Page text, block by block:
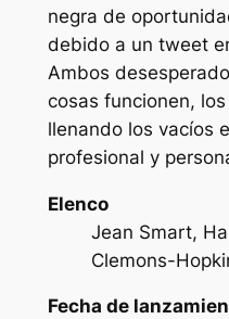
negra de
debido a un tweet
Ambos
cosas funcionen,
llenando los vacíos
profesional y
Elenco
Jean Smart,
Clemons-
Fecha de